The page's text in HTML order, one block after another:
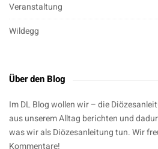
Veranstaltung
Wildegg
Über den Blog
Im DL Blog wollen wir – die
aus unserem Alltag berichten und
was wir als Diözesanleitung tun. Wir
Kommentare!